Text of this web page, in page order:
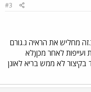
#3
מחליש את הראיה ג.גורם
לאחר מכן(לא
בקיצור לא ממש בריא לאונן